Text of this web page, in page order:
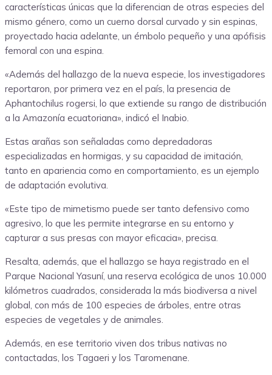
características únicas que la diferencian de otras especies del
mismo género, como un cuerno dorsal curvado y sin espinas,
proyectado hacia adelante, un émbolo pequeño y una apófisis
femoral con una espina.
«Además del hallazgo de la nueva especie, los investigadores
reportaron, por primera vez en el país, la presencia de
Aphantochilus rogersi, lo que extiende su rango de distribución
a la Amazonía ecuatoriana», indicó el Inabio.
Estas arañas son señaladas como depredadoras
especializadas en hormigas, y su capacidad de imitación,
tanto en apariencia como en comportamiento, es un ejemplo
de adaptación evolutiva.
«Este tipo de mimetismo puede ser tanto defensivo como
agresivo, lo que les permite integrarse en su entorno y
capturar a sus presas con mayor eficacia», precisa.
Resalta, además, que el hallazgo se haya registrado en el
Parque Nacional Yasuní, una reserva ecológica de unos 10.000
kilómetros cuadrados, considerada la más biodiversa a nivel
global, con más de 100 especies de árboles, entre otras
especies de vegetales y de animales.
Además, en ese territorio viven dos tribus nativas no
contactadas, los Tagaeri y los Taromenane.